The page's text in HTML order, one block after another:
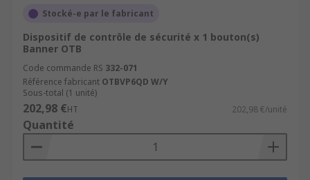
Stocké-e par le fabricant
Dispositif de contrôle de sécurité x 1 bouton(s)
Banner OTB
Code commande RS 332-071
Référence fabricant OTBVP6QD W/Y
Sous-total (1 unité)
202,98 €HT 202,98 €/unité
Quantité